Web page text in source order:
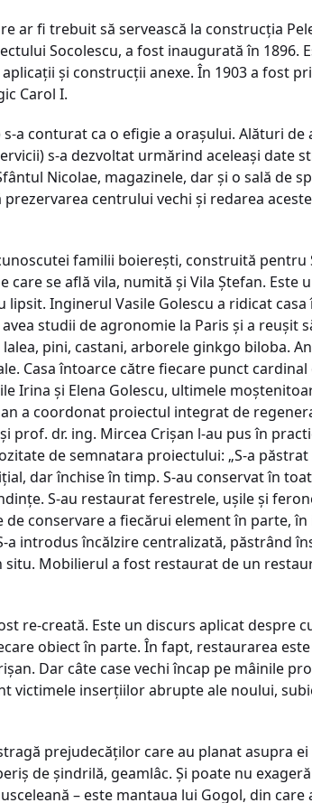
ar fi trebuit să servească la construcţia
Socolescu, a fost inaugurată în 1896.
şi construcţii anexe. În 1903 a fost
Carol I.
a conturat ca o efigie a oraşului. Alături de
s-a dezvoltat urmărind aceleaşi date
Nicolae, magazinele, dar şi o sală de
centrului vechi şi redarea
familii boiereşti, construită pentru
se află vila, numită şi Vila Ştefan. Este
Inginerul Vasile Golescu a ridicat casa
studii de agronomie la Paris şi a reuşit
pini, castani, arborele ginkgo biloba.
Casa întoarce către fiecare punct
Irina şi Elena Golescu, ultimele
a coordonat proiectul integrat de
prof. dr. ing. Mircea Crişan l-au pus în
de semnatara proiectului: „S-a
dar închise în timp. S-au conservat în
S-au restaurat ferestrele, uşile şi
conservare a fiecărui element în parte, în
introdus încălzire centralizată, păstrând
Mobilierul a fost restaurat de un
re-creată. Este un discurs aplicat despre
obiect în parte. În fapt, restaurarea
Dar câte case vechi încap pe mâinile
victimele inserţiilor abrupte ale noului,
prejudecăţilor care au planat asupra
de şindrilă, geamlâc. Şi poate nu
– este mantaua lui Gogol, din care